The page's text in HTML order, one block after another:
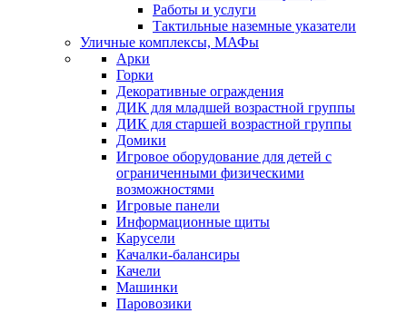
Работы и услуги
Тактильные наземные указатели
Уличные комплексы, МАФы
Арки
Горки
Декоративные ограждения
ДИК для младшей возрастной группы
ДИК для старшей возрастной группы
Домики
Игровое оборудование для детей с
ограниченными физическими
возможностями
Игровые панели
Информационные щиты
Карусели
Качалки-балансиры
Качели
Машинки
Паровозики